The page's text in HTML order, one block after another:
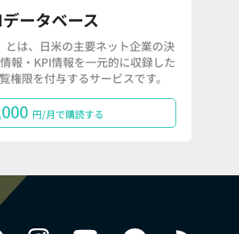
ータベース
とは、日米の主要ネット企業の決
報・KPI情報を一元的に収録した
権限を付与するサービスです。
円/月で購読する